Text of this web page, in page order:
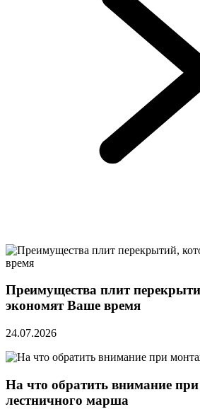
Преимущества плит
экономят Ваше время
24.07.2026
На что обратить внимание
лестничного марша